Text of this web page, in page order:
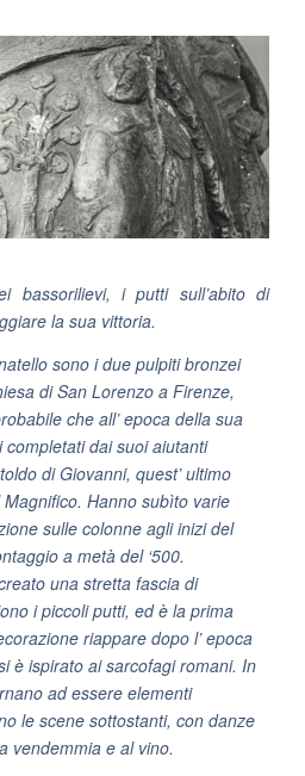
bassorilievi, i putti sull’abito di
la sua vittoria.
sono i due pulpiti bronzei
di San Lorenzo a Firenze,
che all’ epoca della sua
dai suoi aiutanti
di Giovanni, quest’ ultimo
Hanno subìto varie
sulle colonne agli inizi del
a metà del ‘500.
una stretta fascia di
i piccoli putti, ed è la prima
riappare dopo l’ epoca
è ispirato ai sarcofagi romani. In
ad essere elementi
le scene sottostanti, con danze
vendemmia e al vino.